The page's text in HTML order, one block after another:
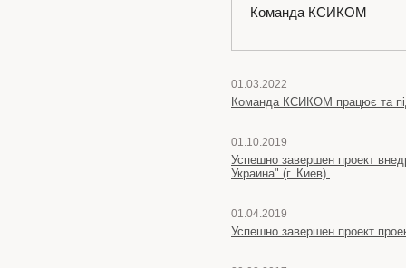
Команда КСИКОМ
01.03.2022
Команда КСИКОМ працює та
01.10.2019
Успешно завершен проект
Украина" (г. Киев).
01.04.2019
Успешно завершен проект